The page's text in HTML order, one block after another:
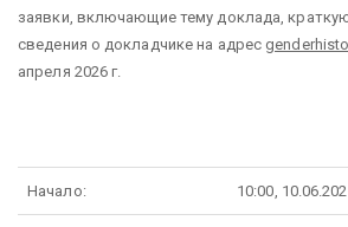
заявки, включающие тему доклада,
сведения о докладчике на адрес
апреля 2026 г.
Начало: 10:00,